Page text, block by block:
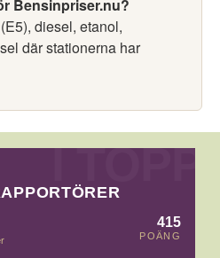
Bensinpriser.nu?
diesel, etanol,
där stationerna har
415
POÄNG